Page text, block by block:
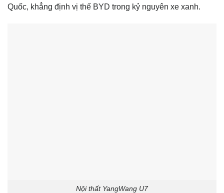
Quốc, khẳng định vị thế BYD trong kỷ nguyên xe xanh.
Nội thất YangWang U7